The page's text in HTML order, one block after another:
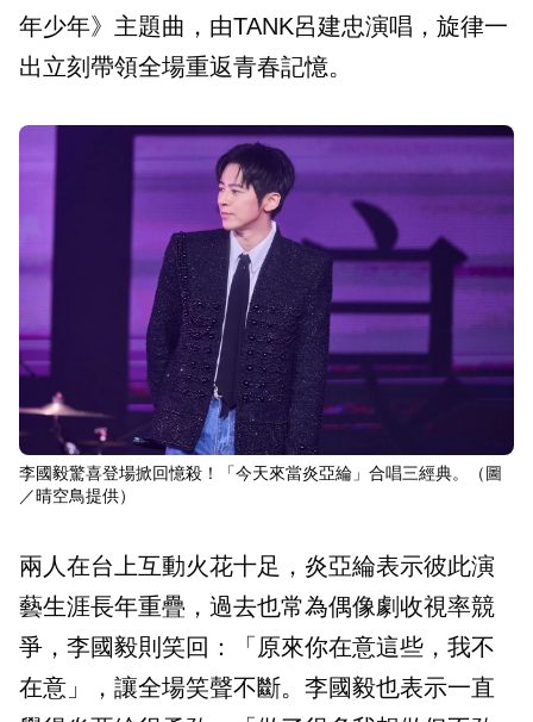
年少年》主題曲，由TANK呂建忠演唱，旋律一
出立刻帶領全場重返青春記憶。
李國毅驚喜登場掀回憶殺！「今天來當炎亞綸」合唱三經典。（圖
／晴空鳥提供）
兩人在台上互動火花十足，炎亞綸表示彼此演
藝生涯長年重疊，過去也常為偶像劇收視率競
爭，李國毅則笑回：「原來你在意這些，我不
在意」，讓全場笑聲不斷。李國毅也表示一直